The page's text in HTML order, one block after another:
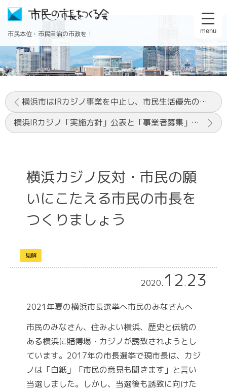
menu
市民本位・市民自治の市政を！
横浜市はIRカジノ事業を中止し、市民生活優先の市政運営をすることを求める緊急要請
横浜IRカジノ「実施方針」公表と「事業者募集」の公募についてのコメント
横浜カジノ反対・市民の願
いにこたえる市民の市長を
つくりましょう
見解
2020.12.23
2021年夏の横浜市長選挙へ市民のみなさんへ
市民のみなさん、住みよい横浜、歴史と伝統の
ある横浜に賭博場・カジノが誘致されようとし
ています。2017年の市長選挙で現市長は、カジ
ノは「白紙」「市民の意見も聞きます」と言い
当選しました。しかし、当選後も誘致に向けた